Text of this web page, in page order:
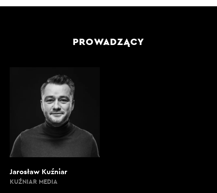
PROWADZĄCY
Jarosław Kuźniar
KUŹNIAR MEDIA